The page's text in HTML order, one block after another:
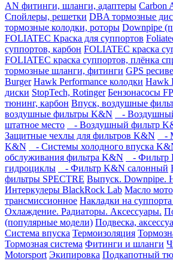
AN фитинги, шланги, адаптеры Carbon
Спойлеры, решетки DBA тормозные
тормозные колодки, роторы Downpipe
FOLIATEC Краска для суппортов
суппортов, карбон FOLIATEC краска
FOLIATEC краска суппортов, плёнка
тормозные шланги, фитинги GPS
Burger Hawk Performance колодки Hawk
диски StopTech, Rotinger Бензонасосы
тюнинг, карбон Впуск, воздушные
воздушные фильтры K&N
-
штатное место
- Воздушный фильтр
Защитные чехлы для фильтров K&N
-
K&N
- Системы холодного впуска
обслуживания фильтра K&N
- Фильтр
гидроциклы
- Фильтр K&N салонный
фильтры SPECTRE Выпуск. Downpipe.
Интеркулеры BlackRock Lab Масло
трансмиссионное Накладки на суппорта
Охлаждение. Радиаторы. Аксессуары.
(популярные модели) Подвеска,
Система впуска Термоизоляция
Тормозная система Фитинги и шланги
Motorsport Экипировка Подкапотный